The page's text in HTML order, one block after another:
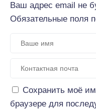
Ваш адрес email не
Обязательные поля
Сохранить моё
браузере для